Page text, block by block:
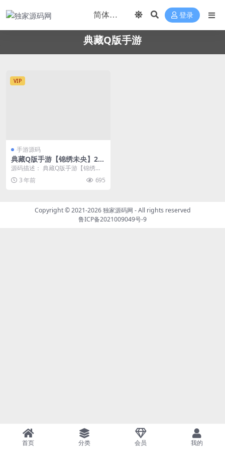
登录
典藏Q版手游
VIP
手游源码
典藏Q版手游【锦绣未央】20
23最新整理单机一键即玩镜像
权后台
源码描述： 典藏Q版手游【锦绣未
央】2023最新整理单机一键即玩镜
像服务端+Li...
3 年前 695
Copyright © 2021-2026独家源码网 - All rights reserved
鲁ICP备2021009049号-9
首页 分类 会员 我的